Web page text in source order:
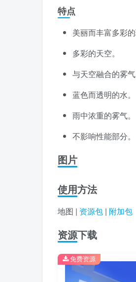
特点
美丽而丰富多彩
多彩的天空。
与天空融合的雾气
蓝色而透明的水。
雨中浓重的雾气。
不影响性能部分。
图片
使用方法
地图 | 资源包 | 附加包
资源下载
免费资源